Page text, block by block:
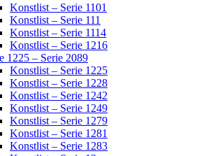
Konstlist – Serie 1101
Konstlist – Serie 111
Konstlist – Serie 1114
Konstlist – Serie 1216
1225 – Serie 2089
Konstlist – Serie 1225
Konstlist – Serie 1228
Konstlist – Serie 1242
Konstlist – Serie 1249
Konstlist – Serie 1279
Konstlist – Serie 1281
Konstlist – Serie 1283